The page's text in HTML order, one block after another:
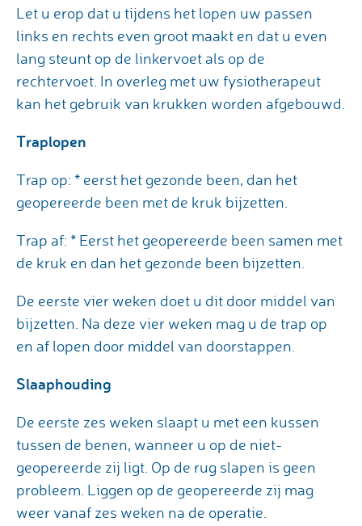
Let u erop dat u tijdens het lopen uw passen
links en rechts even groot maakt en dat u even
lang steunt op de linkervoet als op de
rechtervoet. In overleg met uw fysiotherapeut
kan het gebruik van krukken worden afgebouwd.
Traplopen
Trap op: * eerst het gezonde been, dan het
geopereerde been met de kruk bijzetten.
Trap af: * Eerst het geopereerde been samen met
de kruk en dan het gezonde been bijzetten.
De eerste vier weken doet u dit door middel van
bijzetten. Na deze vier weken mag u de trap op
en af lopen door middel van doorstappen.
Slaaphouding
De eerste zes weken slaapt u met een kussen
tussen de benen, wanneer u op de niet-
geopereerde zij ligt. Op de rug slapen is geen
probleem. Liggen op de geopereerde zij mag
weer vanaf zes weken na de operatie.